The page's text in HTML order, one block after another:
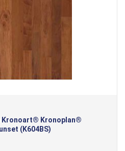
Kronoplan®
(K604BS)